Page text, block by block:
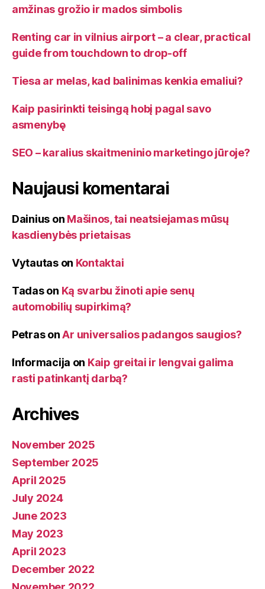
amžinas grožio ir mados simbolis
Renting car in vilnius airport – a clear, practical
guide from touchdown to drop-off
Tiesa ar melas, kad balinimas kenkia emaliui?
Kaip pasirinkti teisingą hobį pagal savo
asmenybę
SEO – karalius skaitmeninio marketingo jūroje?
Naujausi komentarai
Dainius on Mašinos, tai neatsiejamas mūsų
kasdienybės prietaisas
Vytautason Kontaktai
Tadason Ką svarbu žinoti apie senų
automobilių supirkimą?
PetrasonAr universalios padangos saugios?
Informacija on Kaip greitai ir lengvai galima
rasti patinkantį darbą?
Archives
November 2025
September 2025
April 2025
July 2024
June 2023
May 2023
April 2023
December 2022